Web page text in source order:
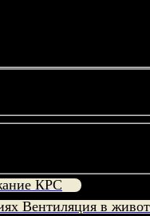
КРС
Вентиляция в